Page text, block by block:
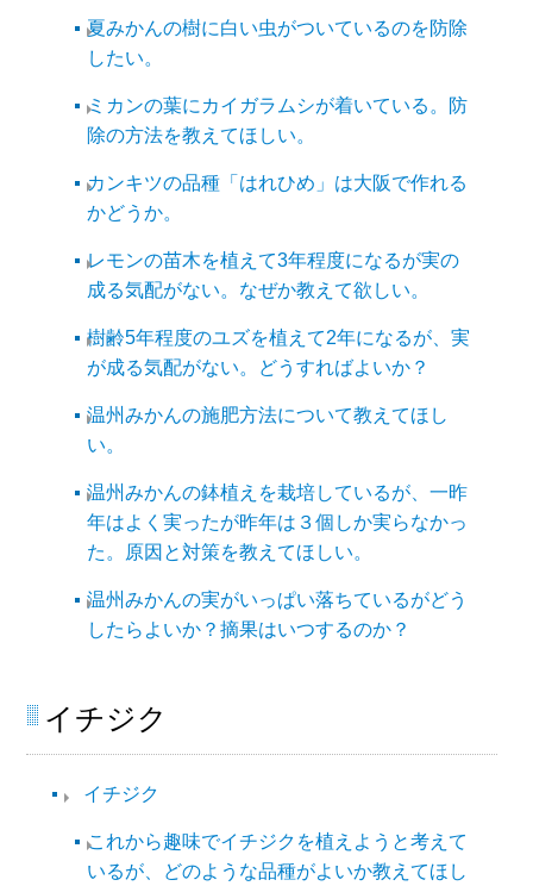
夏みかんの樹に白い虫がついているのを防除
したい。
ミカンの葉にカイガラムシが着いている。防
除の方法を教えてほしい。
カンキツの品種「はれひめ」は大阪で作れる
かどうか。
レモンの苗木を植えて3年程度になるが実の
成る気配がない。なぜか教えて欲しい。
樹齢5年程度のユズを植えて2年になるが、実
が成る気配がない。どうすればよいか？
温州みかんの施肥方法について教えてほし
い。
温州みかんの鉢植えを栽培しているが、一昨
年はよく実ったが昨年は３個しか実らなかっ
た。原因と対策を教えてほしい。
温州みかんの実がいっぱい落ちているがどう
したらよいか？摘果はいつするのか？
イチジク
イチジク
これから趣味でイチジクを植えようと考えて
いるが、どのような品種がよいか教えてほし